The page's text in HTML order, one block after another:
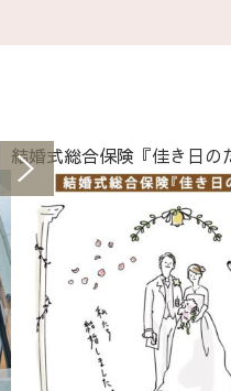
結婚式総合保険『佳き日の